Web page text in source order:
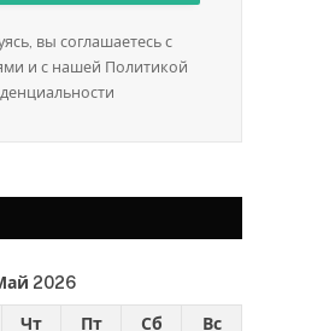
вы соглашаетесь с
и с нашей Политикой
2026
Чт Пт Сб
Вс